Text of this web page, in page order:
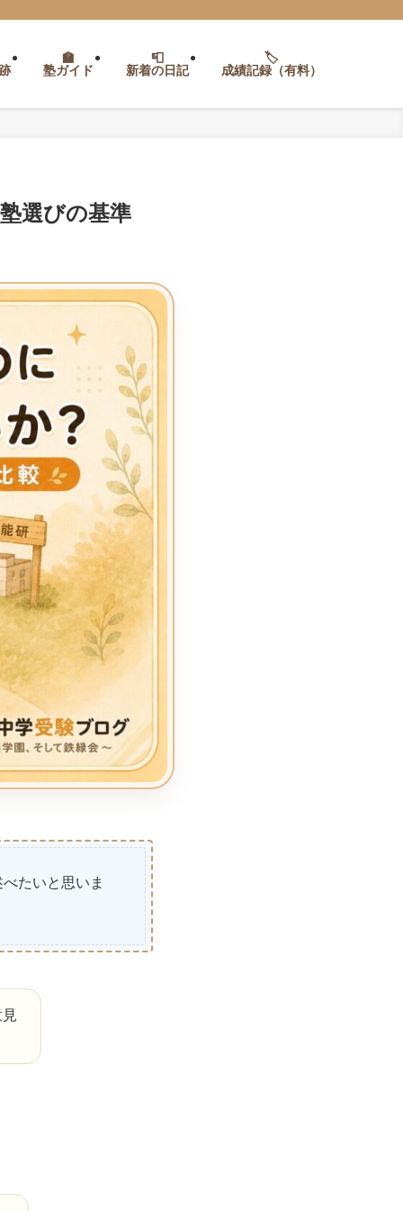
塾ガイド 新着の日記 成績記録（有料）
選びの基準
たいと思いま